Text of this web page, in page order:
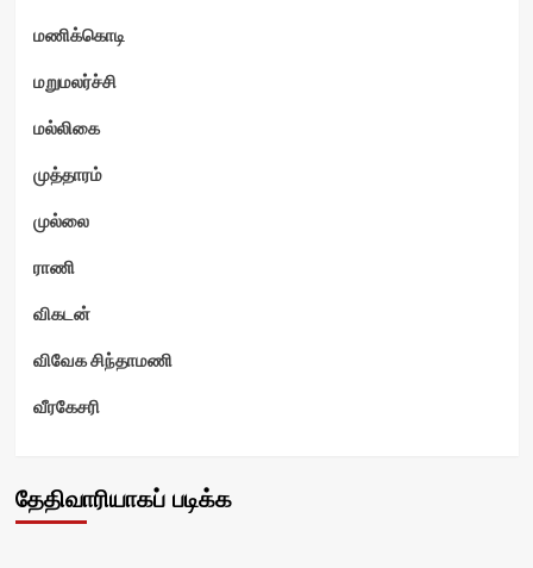
மணிக்கொடி
மறுமலர்ச்சி
மல்லிகை
முத்தாரம்
முல்லை
ராணி
விகடன்
விவேக சிந்தாமணி
வீரகேசரி
தேதிவாரியாகப் படிக்க